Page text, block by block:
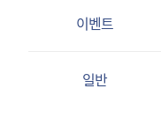
이벤트
일반